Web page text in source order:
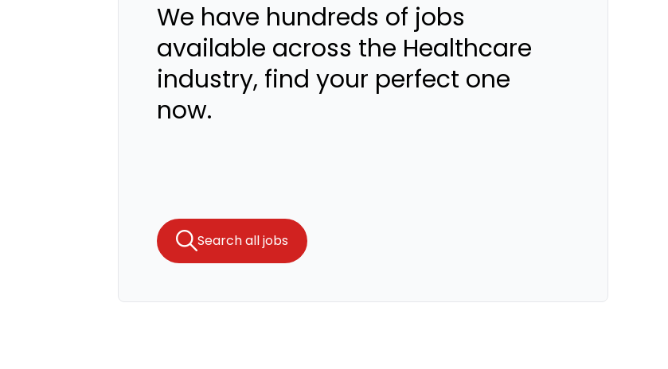
We have hundreds of jobs
available across the Healthcare
industry, find your perfect one
now.
Search all jobs